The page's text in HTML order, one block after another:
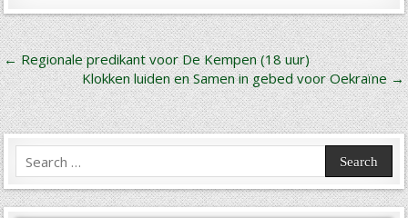
Bericht
navigatie
← Regionale predikant voor De Kempen (18 uur)
Klokken luiden en Samen in gebed voor Oekraïne →
Search
for: